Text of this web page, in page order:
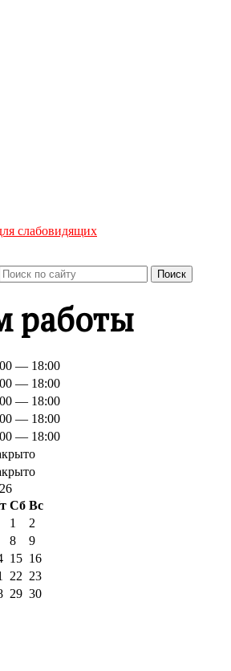
слабовидящих
Поиск
работы
— 18:00
— 18:00
— 18:00
— 18:00
— 18:00
Сб Вс
1
2
8
9
15 16
22 23
29 30